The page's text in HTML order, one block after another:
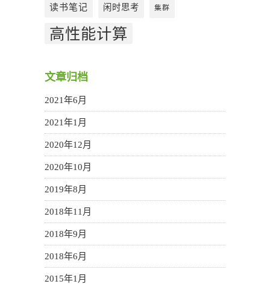
读书笔记 闲时思考 集群
高性能计算
文章归档
2021年6月
2021年1月
2020年12月
2020年10月
2019年8月
2018年11月
2018年9月
2018年6月
2015年1月